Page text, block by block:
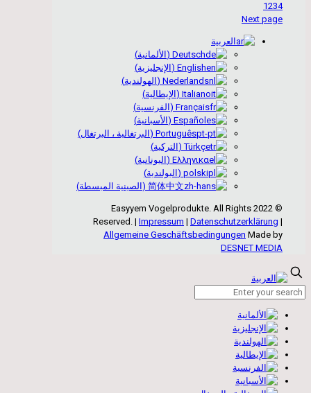
1234
Next page
العربية
Deutsch
( الألمانية)
English
( الإنجليزية)
Nederlands
( الهولندية)
Italiano
( الإيطالية)
Français
( الفرنسية)
Español
( الأسبانية)
Português
( البرتغالية ، البرتغال)
Türkçe
( التركية)
Ελληνικα
( اليونانية)
polski
( البولندية)
简体中文
( الصينية المبسطة)
© 2022 Easyyem Vogelprodukte. All Rights
Reserved. | Impressum | Datenschutzerklärung |
Allgemeine Geschäftsbedingungen Made by
DESNET MEDIA